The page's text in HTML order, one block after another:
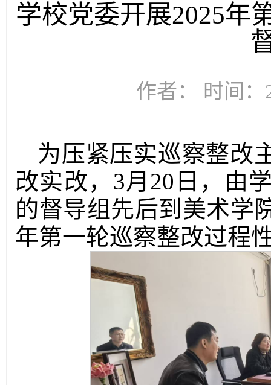
学校党委开展2025年
作者： 时间：
为压紧压实巡察整改
改实改，3月20日，由
的督导组先后到美术学
年第一轮巡察整改过程